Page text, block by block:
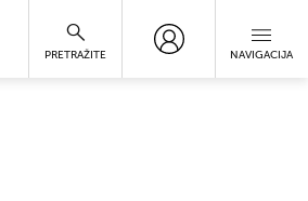
PRETRAŽITE NAVIGACIJA